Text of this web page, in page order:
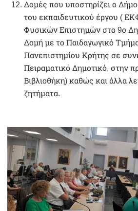
Δομές που υποστηρίζει ο
του εκπαιδευτικού έργου (
Φυσικών Επιστημών στο 9ο
Δομή με το Παιδαγωγικό
Πανεπιστημίου Κρήτης σε
Πειραματικό Δημοτικό, στην
Βιβλιοθήκη) καθώς και άλλα
ζητήματα.